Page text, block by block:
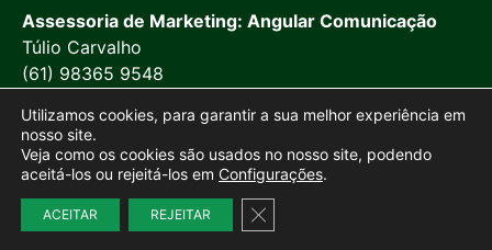
Assessoria de Marketing: Angular Comunicação
Túlio Carvalho
(61) 98365 9548
Site desenvolvido porMarketing Objetivo
Utilizamos cookies, para garantir a sua melhor experiência em
nosso site.
Veja como os cookies são usados no nosso site, podendo
aceitá-los ou rejeitá-los em Configurações.
ACEITAR REJEITAR Close GDPR Cookie Banner